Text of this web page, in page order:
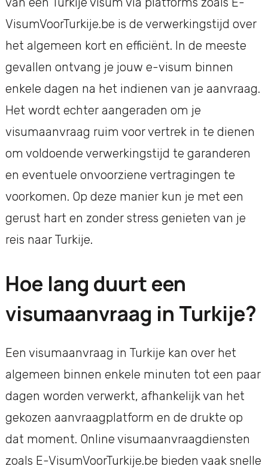
VisumVoorTurkije.be is de verwerkingstijd over
het algemeen kort en efficiënt. In de meeste
gevallen ontvang je jouw e-visum binnen
enkele dagen na het indienen van je aanvraag.
Het wordt echter aangeraden om je
visumaanvraag ruim voor vertrek in te dienen
om voldoende verwerkingstijd te garanderen
en eventuele onvoorziene vertragingen te
voorkomen. Op deze manier kun je met een
gerust hart en zonder stress genieten van je
reis naar Turkije.
Hoe lang duurt een
visumaanvraag in Turkije?
Een visumaanvraag in Turkije kan over het
algemeen binnen enkele minuten tot een paar
dagen worden verwerkt, afhankelijk van het
gekozen aanvraagplatform en de drukte op
dat moment. Online visumaanvraagdiensten
zoals E-VisumVoorTurkije.be bieden vaak snelle